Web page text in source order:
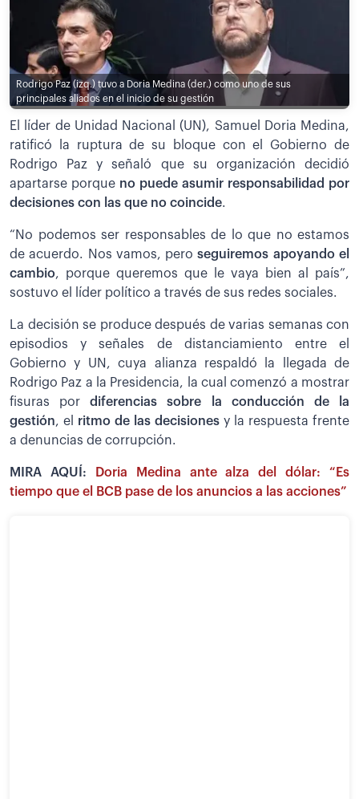
Rodrigo Paz (izq.) tuvo a Doria Medina (der.) como uno de sus
principales aliados en el inicio de su gestión
El líder de Unidad Nacional (UN), Samuel Doria Medina,
ratificó la ruptura de su bloque con el Gobierno de
Rodrigo Paz y señaló que su organización decidió
apartarse porque no puede asumir responsabilidad por
decisiones con las que no coincide.
“No podemos ser responsables de lo que no estamos
de acuerdo. Nos vamos, pero seguiremos apoyando el
cambio, porque queremos que le vaya bien al país”,
sostuvo el líder político a través de sus redes sociales.
La decisión se produce después de varias semanas con
episodios y señales de distanciamiento entre el
Gobierno y UN, cuya alianza respaldó la llegada de
Rodrigo Paz a la Presidencia, la cual comenzó a mostrar
fisuras por diferencias sobre la conducción de la
gestión, el ritmo de las decisiones y la respuesta frente
a denuncias de corrupción.
MIRA AQUÍ:
Doria Medina ante alza del dólar: “Es
tiempo que el BCB pase de los anuncios a las acciones”